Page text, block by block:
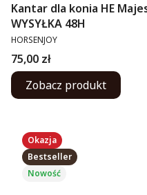
Kantar dla konia HE
WYSYŁKA 48H
PRODUCENT
HORSENJOY
Cena
75,00 zł
Zobacz produkt
Okazja
Bestseller
Nowość